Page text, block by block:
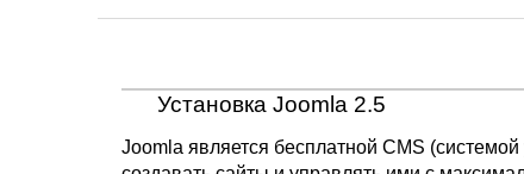
Установка Joomla 2.5
Joomla является бесплатной CMS